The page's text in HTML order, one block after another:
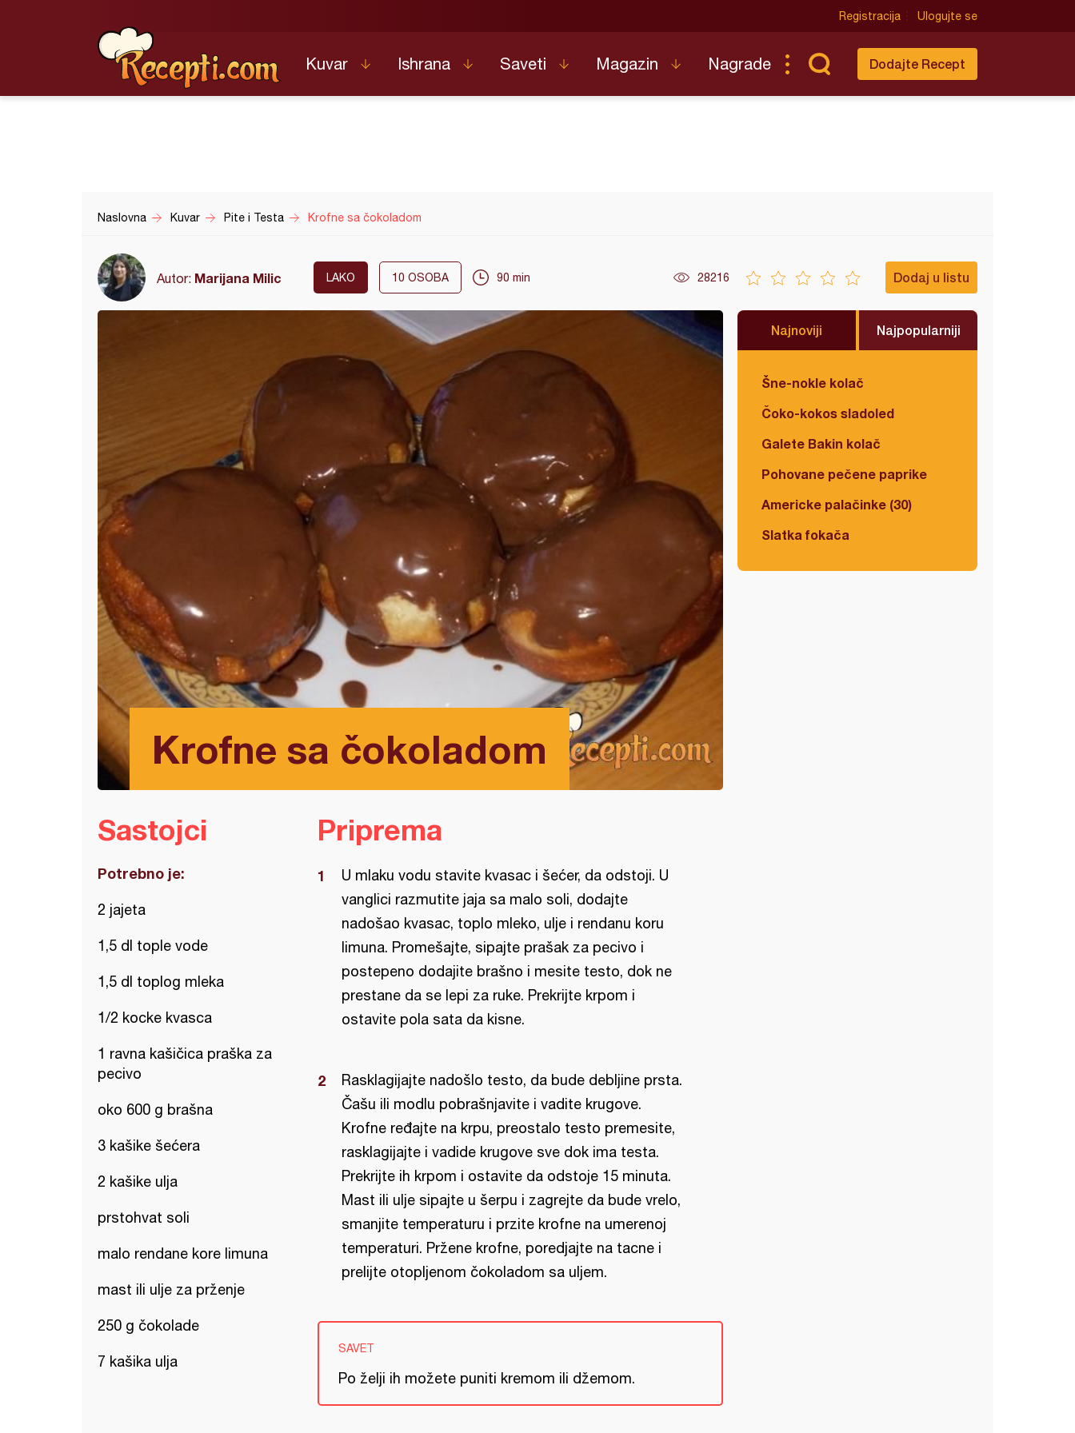
Registracija Ulogujte se
Kuvar Ishrana Saveti Magazin Nagrade Dodajte Recept
Naslovna Kuvar Pite i Testa Krofne sa čokoladom
Autor: Marijana Milic LAKO 10 OSOBA 90 min 28216 Dodaj u listu
Krofne sa čokoladom
Najnoviji Najpopularniji
Šne-nokle kolač
Čoko-kokos sladoled
Galete Bakin kolač
Pohovane pečene paprike
Americke palačinke (30)
Slatka fokača
Sastojci
Potrebno je:
2 jajeta
1,5 dl tople vode
1,5 dl toplog mleka
1/2 kocke kvasca
1 ravna kašičica praška za
pecivo
oko 600 g brašna
3 kašike šećera
2 kašike ulja
prstohvat soli
malo rendane kore limuna
mast ili ulje za prženje
250 g čokolade
7 kašika ulja
Priprema
U mlaku vodu stavite kvasac i šećer, da odstoji. U
vanglici razmutite jaja sa malo soli, dodajte
nadošao kvasac, toplo mleko, ulje i rendanu koru
limuna. Promešajte, sipajte prašak za pecivo i
postepeno dodajite brašno i mesite testo, dok ne
prestane da se lepi za ruke. Prekrijte krpom i
ostavite pola sata da kisne.
Rasklagijajte nadošlo testo, da bude debljine prsta.
Čašu ili modlu pobrašnjavite i vadite krugove.
Krofne ređajte na krpu, preostalo testo premesite,
rasklagijajte i vadide krugove sve dok ima testa.
Prekrijte ih krpom i ostavite da odstoje 15 minuta.
Mast ili ulje sipajte u šerpu i zagrejte da bude vrelo,
smanjite temperaturu i przite krofne na umerenoj
temperaturi. Pržene krofne, poredjajte na tacne i
prelijte otopljenom čokoladom sa uljem.
SAVET
Po želji ih možete puniti kremom ili džemom.